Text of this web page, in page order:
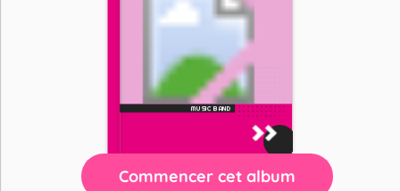
Commencer cet album